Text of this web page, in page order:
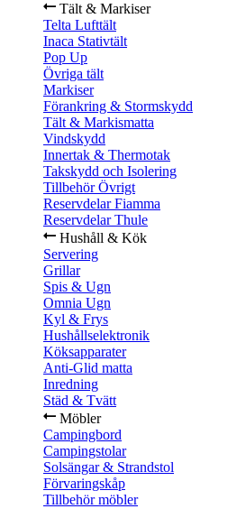
Tält & Markiser
Telta Lufttält
Inaca Stativtält
Pop Up
Övriga tält
Markiser
Förankring & Stormskydd
Tält & Markismatta
Vindskydd
Innertak & Thermotak
Takskydd och Isolering
Tillbehör Övrigt
Reservdelar Fiamma
Reservdelar Thule
Hushåll & Kök
Servering
Grillar
Spis & Ugn
Omnia Ugn
Kyl & Frys
Hushållselektronik
Köksapparater
Anti-Glid matta
Inredning
Städ & Tvätt
Möbler
Campingbord
Campingstolar
Solsängar & Strandstol
Förvaringskåp
Tillbehör möbler